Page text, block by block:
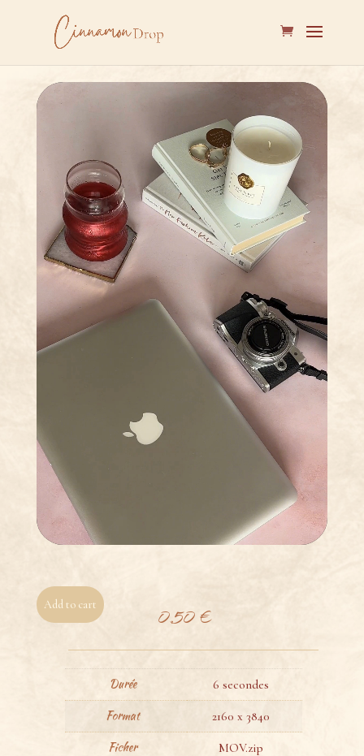
Lecteur
vidéo
0,50€
Add to cart
Durée 6 secondes
Format 2160 x 3840
Ficher MOV.zip